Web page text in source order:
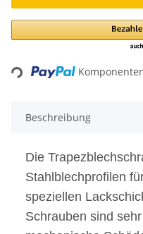
Loading...
Beschreibung
Die
Stahlblechprofilen
speziellen
Schrauben sind